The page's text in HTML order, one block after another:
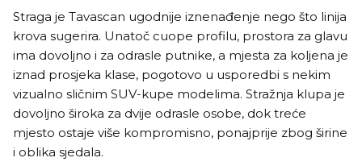
Straga je Tavascan ugodnije iznenađenje nego što linija
krova sugerira. Unatoč cuope profilu, prostora za glavu
ima dovoljno i za odrasle putnike, a mjesta za koljena je
iznad prosjeka klase, pogotovo u usporedbi s nekim
vizualno sličnim SUV-kupe modelima. Stražnja klupa je
dovoljno široka za dvije odrasle osobe, dok treće
mjesto ostaje više kompromisno, ponajprije zbog širine
i oblika sjedala.